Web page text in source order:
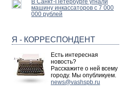
машину инкассаторов с 7 000
000 рублей
Я - КОРРЕСПОНДЕНТ
Есть интересная
новость?
Расскажите о ней всему
городу. Мы опубликуем.
news@vashspb.ru